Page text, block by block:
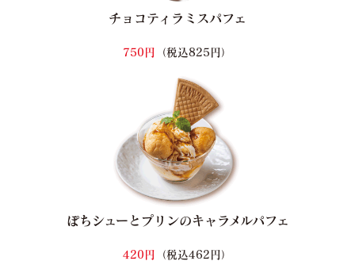
チョコティラミスパフェ
750円 （税込825円）
ぽちシューとプリンのキャラメルパフェ
420円 （税込462円）